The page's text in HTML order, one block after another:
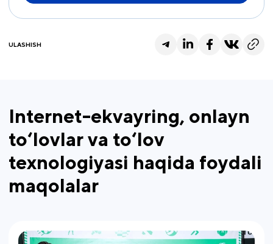
ULASHISH
Internet-ekvayring, onlayn
to‘lovlar va to‘lov
texnologiyasi haqida foydali
maqolalar